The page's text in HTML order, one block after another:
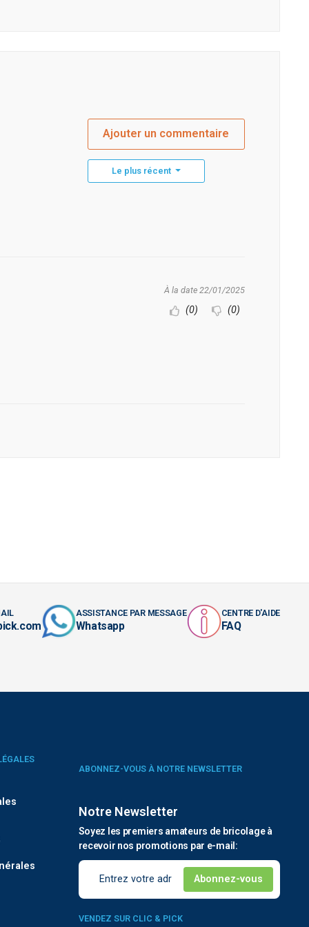
Ajouter un commentaire
Le plus récent
À la date 22/01/2025
(0) (0)
ASSISTANCE PAR MESSAGE
Whatsapp
CENTRE D'AIDE
FAQ
ABONNEZ-VOUS À NOTRE NEWSLETTER
Notre Newsletter
Soyez les premiers amateurs de bricolage à
recevoir nos promotions par e-mail:
VENDEZ SUR CLIC & PICK